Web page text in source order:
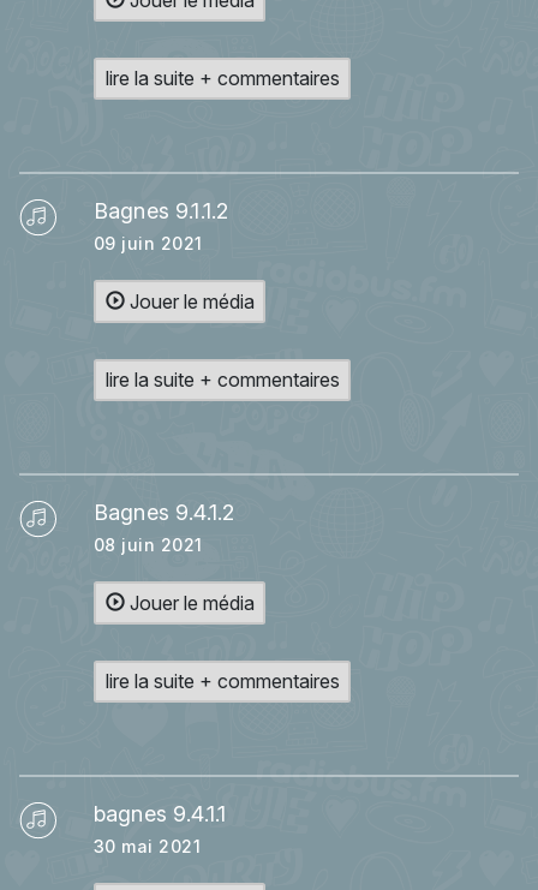
lire la suite + commentaires
Bagnes 9.1.1.2
09 juin 2021
Jouer le média
lire la suite + commentaires
Bagnes 9.4.1.2
08 juin 2021
Jouer le média
lire la suite + commentaires
bagnes 9.4.1.1
30 mai 2021